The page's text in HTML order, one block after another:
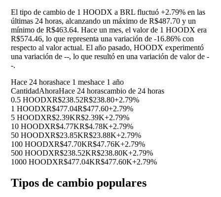
El tipo de cambio de 1 HOODX a BRL fluctuó +2.79% en las
últimas 24 horas, alcanzando un máximo de R$487.70 y un
mínimo de R$463.64. Hace un mes, el valor de 1 HOODX era
R$574.46, lo que representa una variación de -16.86% con
respecto al valor actual. El año pasado, HOODX experimentó
una variación de --, lo que resultó en una variación de valor de -
-.
Hace 24 horashace 1 meshace 1 año
CantidadAhoraHace 24 horascambio de 24 horas
0.5 HOODXR$238.52R$238.80+2.79%
1 HOODXR$477.04R$477.60+2.79%
5 HOODXR$2.39KR$2.39K+2.79%
10 HOODXR$4.77KR$4.78K+2.79%
50 HOODXR$23.85KR$23.88K+2.79%
100 HOODXR$47.70KR$47.76K+2.79%
500 HOODXR$238.52KR$238.80K+2.79%
1000 HOODXR$477.04KR$477.60K+2.79%
Tipos de cambio populares